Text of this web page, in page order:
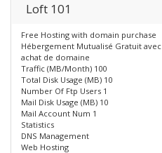
Loft 101
Free Hosting with domain purchase
Hébergement Mutualisé Gratuit avec
achat de domaine
Traffic (MB/Month) 100
Total Disk Usage (MB) 10
Number Of Ftp Users 1
Mail Disk Usage (MB) 10
Mail Account Num 1
Statistics
DNS Management
Web Hosting